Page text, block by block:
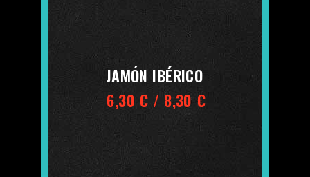
JAMÓN IBÉRICO
6,30 € / 8,30 €